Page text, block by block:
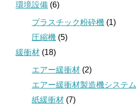
環境設備 (6)
プラスチック粉砕機 (1)
圧縮機 (5)
緩衝材 (18)
エアー緩衝材 (2)
エアー緩衝材製造機システム
紙緩衝材 (7)